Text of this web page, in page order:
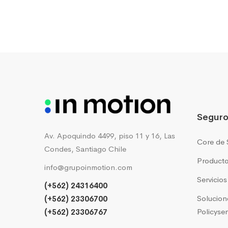
Av. Apoquindo 4499, piso 11 y 16, Las
Condes, Santiago Chile
info@grupoinmotion.com
(+562) 24316400
(+562) 23306700
(+562) 23306767
Core de